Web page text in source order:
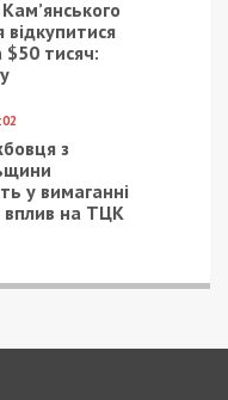
відкупитися
$50 тисяч:
з
у вимаганні
вплив на ТЦК